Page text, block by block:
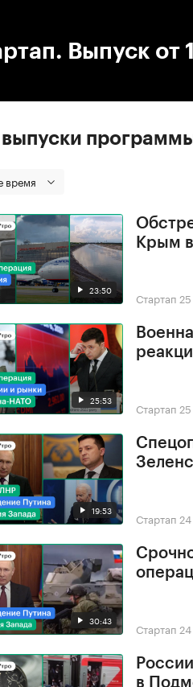
Выпуск от
выпуски
время
23:50
Крым
Стартап
25:53 Стартап
19:53 Стартап
30:43 Стартап
в